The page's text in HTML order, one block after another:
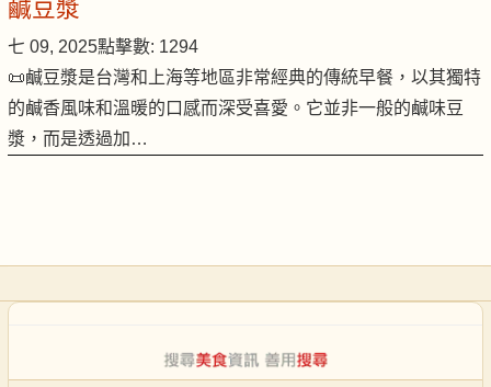
鹹豆漿
七 09, 2025點擊數: 1294
📜鹹豆漿是台灣和上海等地區非常經典的傳統早餐，以其獨特
的鹹香風味和溫暖的口感而深受喜愛。它並非一般的鹹味豆
漿，而是透過加…